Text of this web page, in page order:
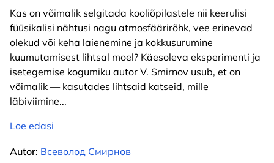
Kas on võimalik selgitada kooliõpilastele nii keerulisi
füüsikalisi nähtusi nagu atmosfäärirõhk, vee erinevad
olekud või keha laienemine ja kokkusurumine
kuumutamisest lihtsal moel? Käesoleva eksperimenti ja
isetegemise kogumiku autor V. Smirnov usub, et on
võimalik — kasutades lihtsaid katseid, mille
läbiviimine...
Loe edasi
Autor: Всеволод Смирнов